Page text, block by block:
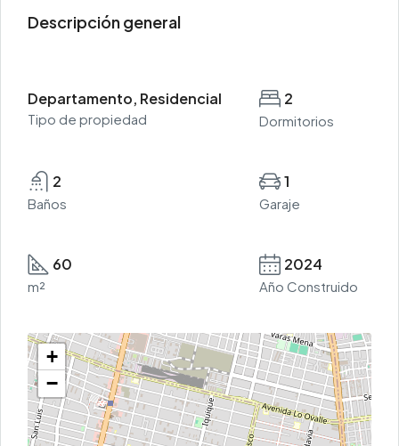
Descripción general
Departamento, Residencial
Tipo de propiedad
2
Dormitorios
2
Baños
1
Garaje
60
m²
2024
Año Construido
+
−